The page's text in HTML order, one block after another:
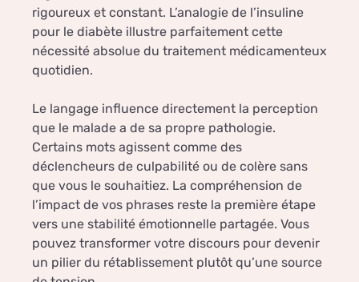
rigoureux et constant. L’analogie de l’insuline
pour le diabète illustre parfaitement cette
nécessité absolue du traitement médicamenteux
quotidien.
Le langage influence directement la perception
que le malade a de sa propre pathologie.
Certains mots agissent comme des
déclencheurs de culpabilité ou de colère sans
que vous le souhaitiez. La compréhension de
l’impact de vos phrases reste la première étape
vers une stabilité émotionnelle partagée. Vous
pouvez transformer votre discours pour devenir
un pilier du rétablissement plutôt qu’une source